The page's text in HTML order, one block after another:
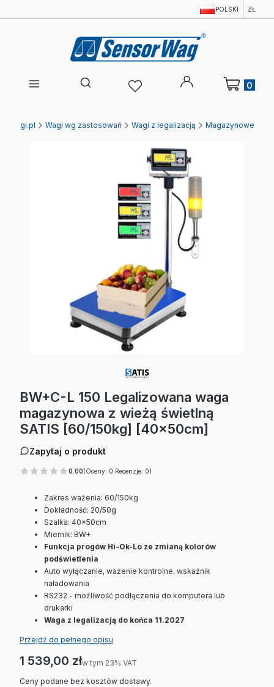
POLSKI ZŁ
Otwórz wyszukiwarkę
Produkty w
Ewagi.pl Wagi wg zastosowań Wagi z legalizacją Magazynowe
BW+C-L 150 Legalizowana waga
magazynowa z wieżą świetlną
SATIS [60/150kg] [40x50cm]
Zapytaj o produkt
0.00(Oceny: 0 Recenzje: 0)
Zakres ważenia: 60/150kg
Dokładność: 20/50g
Szalka: 40x50cm
Miernik: BW+
Funkcja progów Hi-Ok-Lo ze zmianą kolorów
podświetlenia
Auto wyłączanie, ważenie kontrolne, wskaźnik
naładowania
RS232 - możliwość podłączenia do komputera lub
drukarki
Waga z legalizacją do końca 11.2027
Przejdź do pełnego opisu
Cena
1 539,00 złw tym 23% VAT
w tym 23% VAT
Ceny podane bez kosztów dostawy.